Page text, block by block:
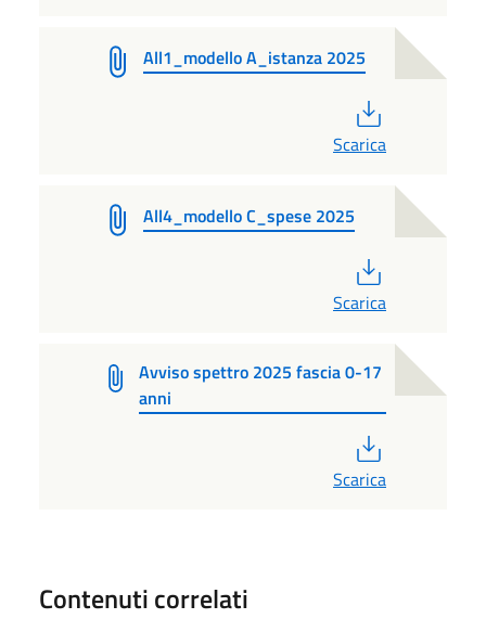
All1_modello A_istanza 2025
Scarica
All4_modello C_spese 2025
Scarica
Avviso spettro 2025 fascia 0-17
anni
Scarica
Contenuti correlati